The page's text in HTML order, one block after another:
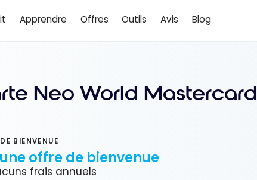
Apprendre Offres Outils Avis Blog
Neo World Mastercard
BIENVENUE
offre de bienvenue
frais annuels